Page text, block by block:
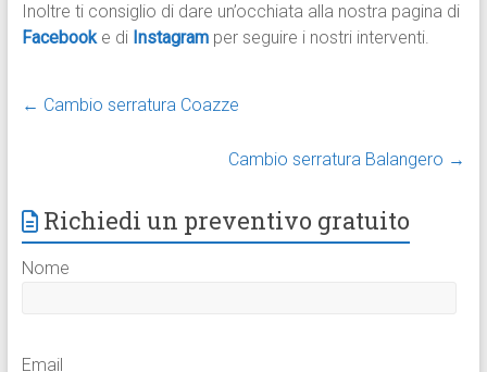
Inoltre ti consiglio di dare un’occhiata alla nostra pagina di
Facebook e di Instagram per seguire i nostri interventi.
← Cambio serratura Coazze
Cambio serratura Balangero →
Richiedi un preventivo gratuito
Nome
Email